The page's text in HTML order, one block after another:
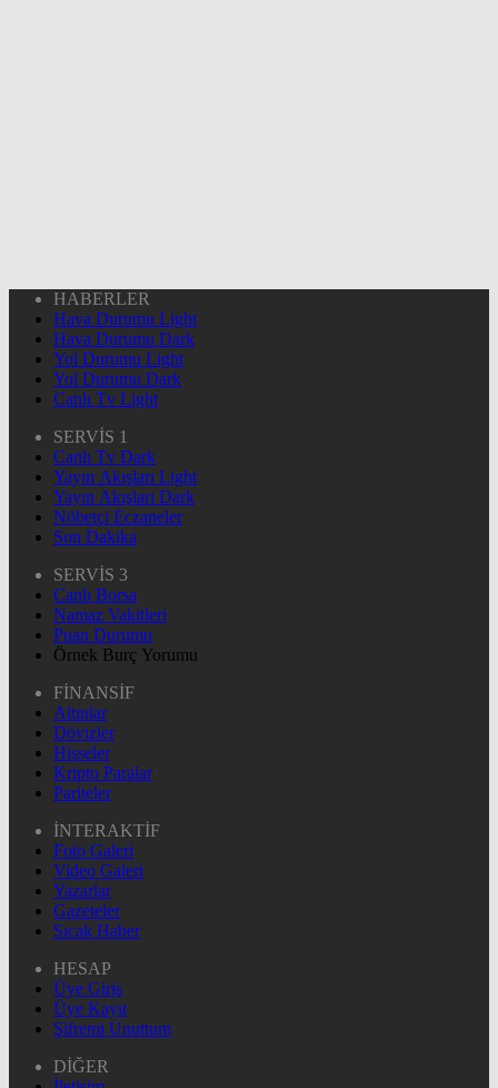
HABERLER
Hava Durumu Light
Hava Durumu Dark
Yol Durumu Light
Yol Durumu Dark
Canlı Tv Light
SERVİS 1
Canlı Tv Dark
Yayın Akışları Light
Yayın Akışları Dark
Nöbetçi Eczaneler
Son Dakika
SERVİS 3
Canlı Borsa
Namaz Vakitleri
Puan Durumu
Örnek Burç Yorumu
FİNANSİF
Altınlar
Dövizler
Hisseler
Kripto Paralar
Pariteler
İNTERAKTİF
Foto Galeri
Video Galeri
Yazarlar
Gazeteler
Sıcak Haber
HESAP
Üye Giriş
Üye Kayıt
Şifremi Unuttum
DİĞER